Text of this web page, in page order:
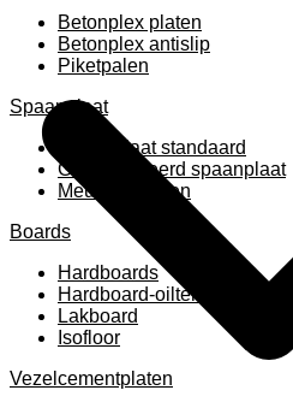
Betonplex platen
Betonplex antislip
Piketpalen
Spaanplaat
Spaanplaat standaard
Geplastificeerd spaanplaat
Meubelpanelen
Boards
Hardboards
Hardboard-oiltemperated
Lakboard
Isofloor
Vezelcementplaten